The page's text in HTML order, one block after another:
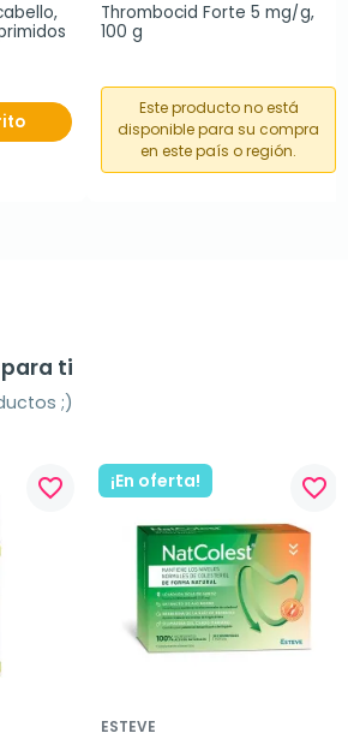
Thrombocid Forte 5 mg/g,
100 g
Este producto no está
disponible para su compra
en este país o región.
ti
;)
favorite_border ¡En oferta! favorite_border
ESTEVE